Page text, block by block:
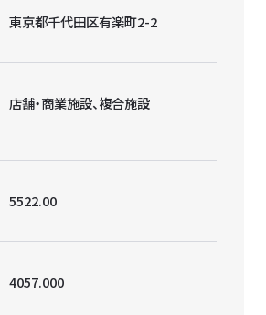
東京都千代田区有楽町2-2
店舗・商業施設、複合施設
5522.00
4057.000